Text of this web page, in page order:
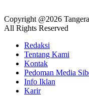
Copyright @2026
All Rights Reserved
Redaksi
Tentang Kami
Kontak
Pedoman Media
Info Iklan
Karir